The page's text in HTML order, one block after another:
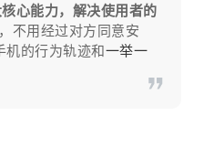
心能力，解决使用者的
，不用经过对方同意安
机的行为轨迹和一举一